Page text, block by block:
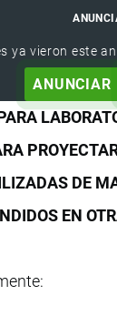
ya vieron este
ANUNCIAR
DE
EN